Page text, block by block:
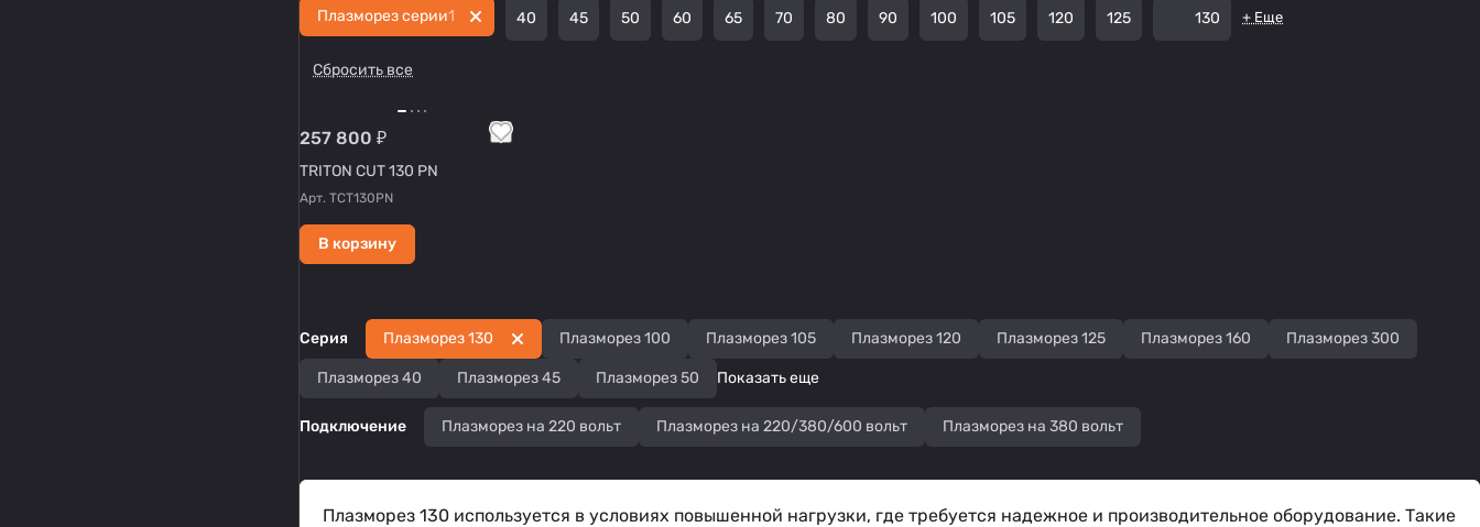
Плазморез серии1 40 45 50 60 65 70 80 90 100 105 120 125 130 + Еще
Сбросить все
257 800 ₽
TRITON CUT 130 PN
Арт. TCT130PN
В корзину
Серия Плазморез 100 Плазморез 105 Плазморез 120 Плазморез 125
Плазморез 130 Плазморез 160 Плазморез 300
Плазморез 40 Плазморез 45 Плазморез 50 Показать еще
Подключение Плазморез на 220 вольт Плазморез на 220/380/600 вольт Плазморез на 380 вольт
Плазморез 130 используется в условиях повышенной нагрузки, где требуется надежное и производительное оборудование. Такие